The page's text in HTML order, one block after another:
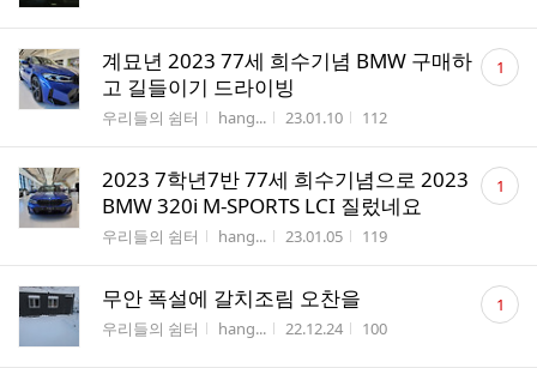
계묘년 2023 77세 희수기념 BMW 구매하
고 길들이기 드라이빙
게시판명
우리들의 쉼터 작성자
hang... 작성시간
23.01.10 조회수
112
댓
글 1
2023 7학년7반 77세 희수기념으로 2023
BMW 320i M-SPORTS LCI 질렀네요
게시판명
우리들의 쉼터 작성자
hang... 작성시간
23.01.05 조회수
119
댓
글 1
무안 폭설에 갈치조림 오찬을
게시판명
우리들의 쉼터 작성자
hang... 작성시간
22.12.24 조회수
100
댓
글 1